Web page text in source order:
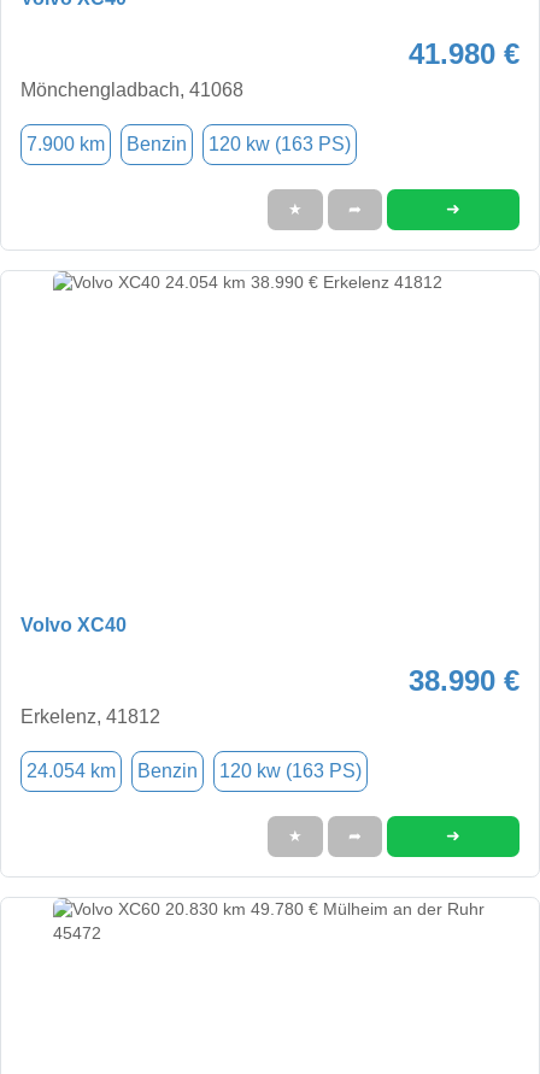
41.980 €
Mönchengladbach, 41068
7.900 km Benzin 120 kw (163 PS)
★ ➦ ➜
Volvo XC40
38.990 €
Erkelenz, 41812
24.054 km Benzin 120 kw (163 PS)
★ ➦ ➜